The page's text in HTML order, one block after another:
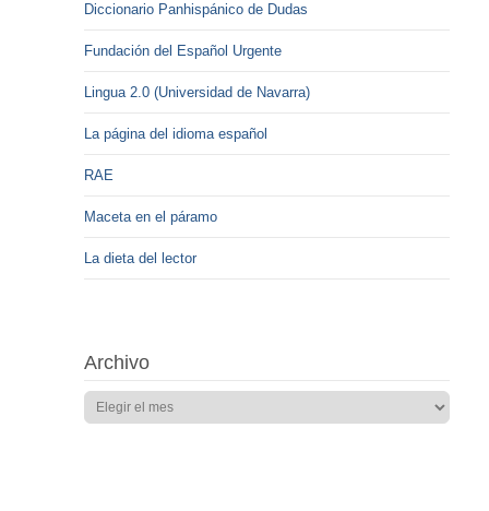
Diccionario Panhispánico de Dudas
Fundación del Español Urgente
Lingua 2.0 (Universidad de Navarra)
La página del idioma español
RAE
Maceta en el páramo
La dieta del lector
Archivo